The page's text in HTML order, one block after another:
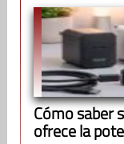
Cómo saber
ofrece la